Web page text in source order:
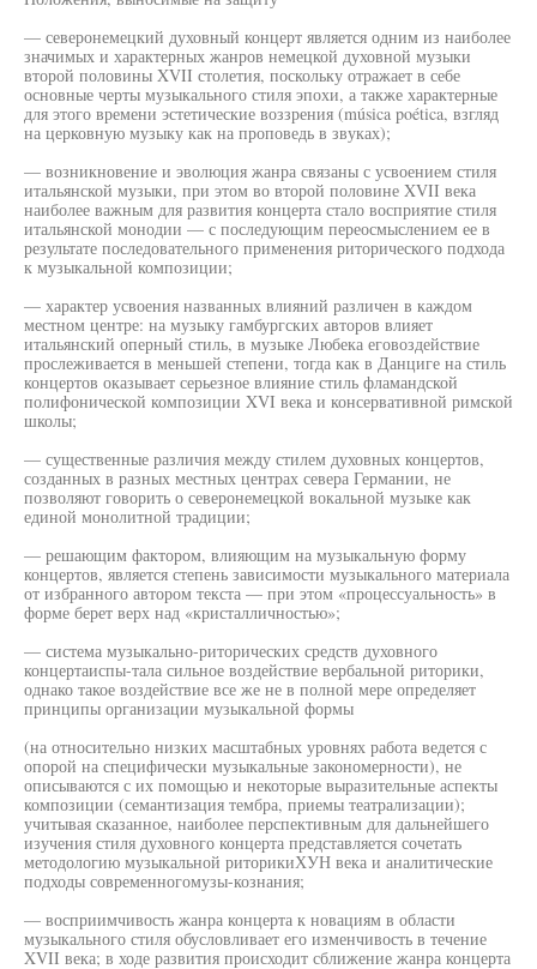
— северонемецкий духовный концерт является одним из наиболее
значимых и характерных жанров немецкой духовной музыки
второй половины XVII столетия, поскольку отражает в себе
основные черты музыкального стиля эпохи, а также характерные
для этого времени эстетические воззрения (música poética, взгляд
на церковную музыку как на проповедь в звуках);
— возникновение и эволюция жанра связаны с усвоением стиля
итальянской музыки, при этом во второй половине XVII века
наиболее важным для развития концерта стало восприятие стиля
итальянской монодии — с последующим переосмыслением ее в
результате последовательного применения риторического подхода
к музыкальной композиции;
— характер усвоения названных влияний различен в каждом
местном центре: на музыку гамбургских авторов влияет
итальянский оперный стиль, в музыке Любека еговоздействие
прослеживается в меньшей степени, тогда как в Данциге на стиль
концертов оказывает серьезное влияние стиль фламандской
полифонической композиции XVI века и консервативной римской
школы;
— существенные различия между стилем духовных концертов,
созданных в разных местных центрах севера Германии, не
позволяют говорить о северонемецкой вокальной музыке как
единой монолитной традиции;
— решающим фактором, влияющим на музыкальную форму
концертов, является степень зависимости музыкального материала
от избранного автором текста — при этом «процессуальность» в
форме берет верх над «кристалличностью»;
— система музыкально-риторических средств духовного
концертаиспы-тала сильное воздействие вербальной риторики,
однако такое воздействие все же не в полной мере определяет
принципы организации музыкальной формы
(на относительно низких масштабных уровнях работа ведется с
опорой на специфически музыкальные закономерности), не
описываются с их помощью и некоторые выразительные аспекты
композиции (семантизация тембра, приемы театрализации);
учитывая сказанное, наиболее перспективным для дальнейшего
изучения стиля духовного концерта представляется сочетать
методологию музыкальной риторикиХУН века и аналитические
подходы современногомузы-кознания;
— восприимчивость жанра концерта к новациям в области
музыкального стиля обусловливает его изменчивость в течение
XVII века; в ходе развития происходит сближение жанра концерта